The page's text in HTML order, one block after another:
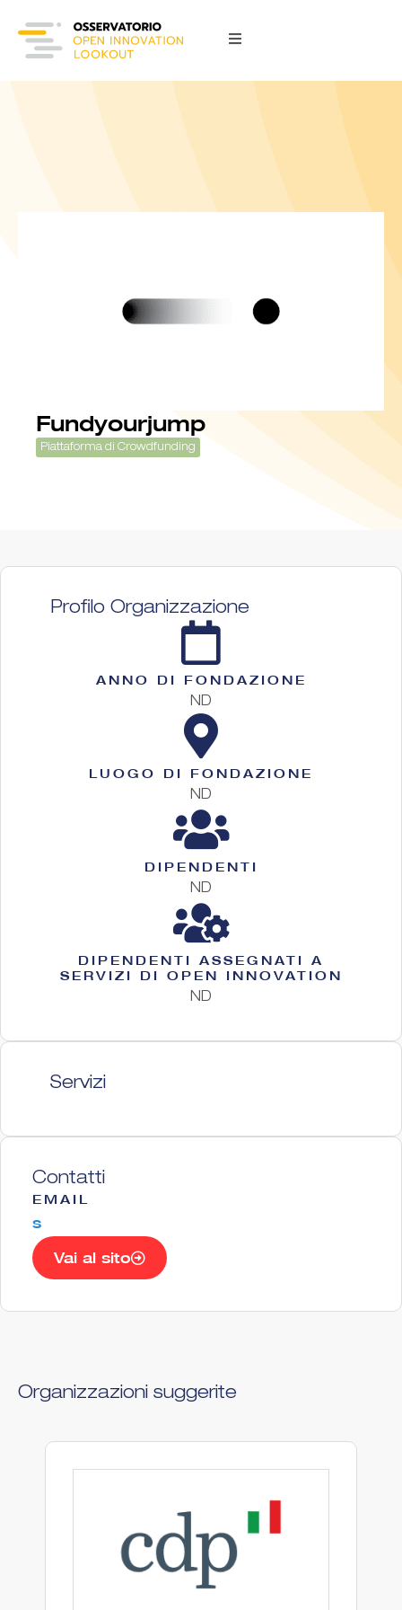
Fundyourjump
Piattaforma di Crowdfunding
Profilo Organizzazione
ANNO DI FONDAZIONE
ND
LUOGO DI FONDAZIONE
ND
DIPENDENTI
ND
DIPENDENTI ASSEGNATI A
SERVIZI DI OPEN INNOVATION
ND
Servizi
Contatti
EMAIL
s
Vai al sito
Organizzazioni suggerite